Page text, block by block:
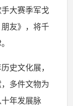
大赛季军戈
友》，将千
史文化展，
多件文物为
年发展脉